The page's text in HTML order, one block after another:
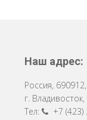
Наш адрес:
Россия, 690912,
г. Владивосток,
Тел:
+7